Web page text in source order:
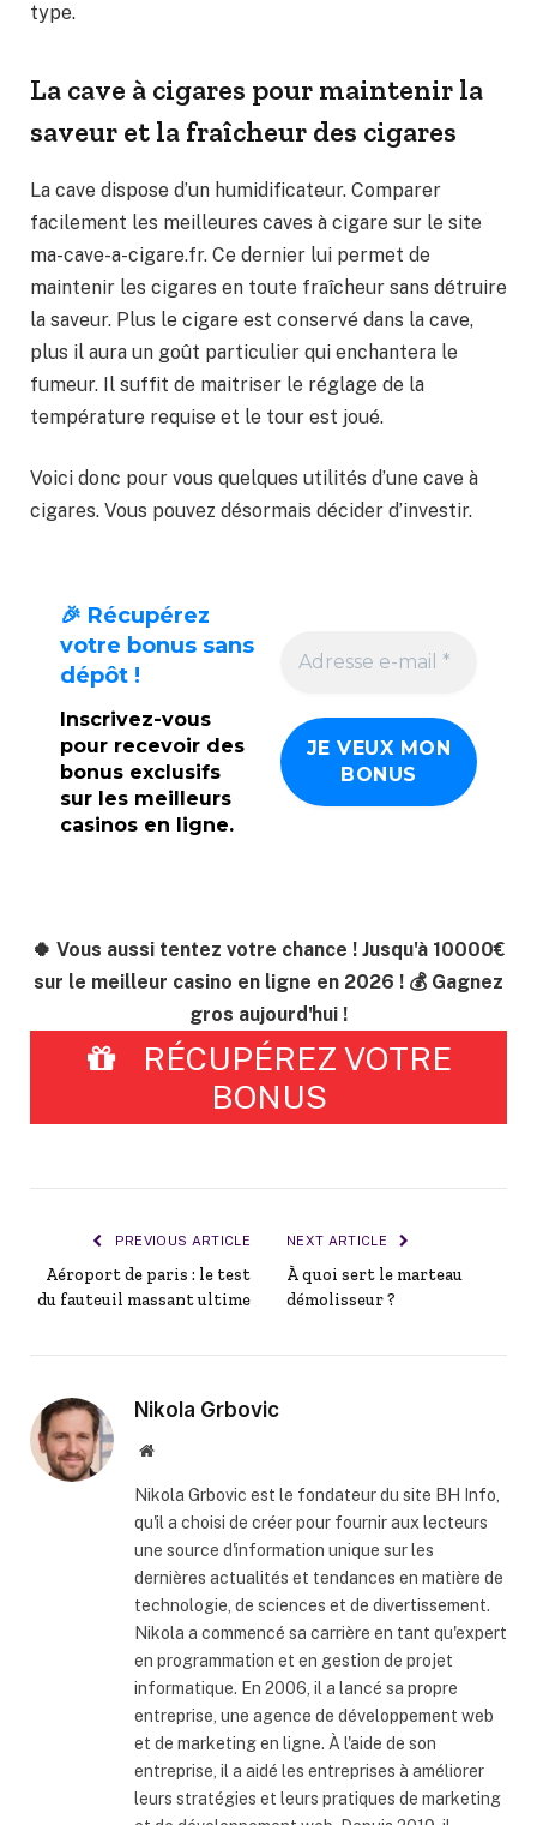
type.
La cave à cigares pour maintenir la
saveur et la fraîcheur des cigares
La cave dispose d’un humidificateur. Comparer
facilement les meilleures caves à cigare sur le site
ma-cave-a-cigare.fr. Ce dernier lui permet de
maintenir les cigares en toute fraîcheur sans détruire
la saveur. Plus le cigare est conservé dans la cave,
plus il aura un goût particulier qui enchantera le
fumeur. Il suffit de maitriser le réglage de la
température requise et le tour est joué.
Voici donc pour vous quelques utilités d’une cave à
cigares. Vous pouvez désormais décider d’investir.
🎉 Récupérez
votre bonus sans
dépôt !
Inscrivez-vous
pour recevoir des
bonus exclusifs
sur les meilleurs
casinos en ligne.
🍀 Vous aussi tentez votre chance ! Jusqu'à 10000€
sur le meilleur casino en ligne en 2026 ! 💰 Gagnez
gros aujourd'hui !
RÉCUPÉREZ VOTRE
BONUS
PREVIOUS ARTICLE
Aéroport de paris : le test
du fauteuil massant ultime
NEXT ARTICLE
À quoi sert le marteau
démolisseur ?
Nikola Grbovic
Website
Nikola Grbovic est le fondateur du site BH Info,
qu'il a choisi de créer pour fournir aux lecteurs
une source d'information unique sur les
dernières actualités et tendances en matière de
technologie, de sciences et de divertissement.
Nikola a commencé sa carrière en tant qu'expert
en programmation et en gestion de projet
informatique. En 2006, il a lancé sa propre
entreprise, une agence de développement web
et de marketing en ligne. À l'aide de son
entreprise, il a aidé les entreprises à améliorer
leurs stratégies et leurs pratiques de marketing